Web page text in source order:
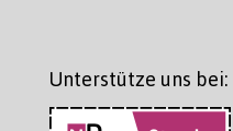
Unterstütze uns bei: